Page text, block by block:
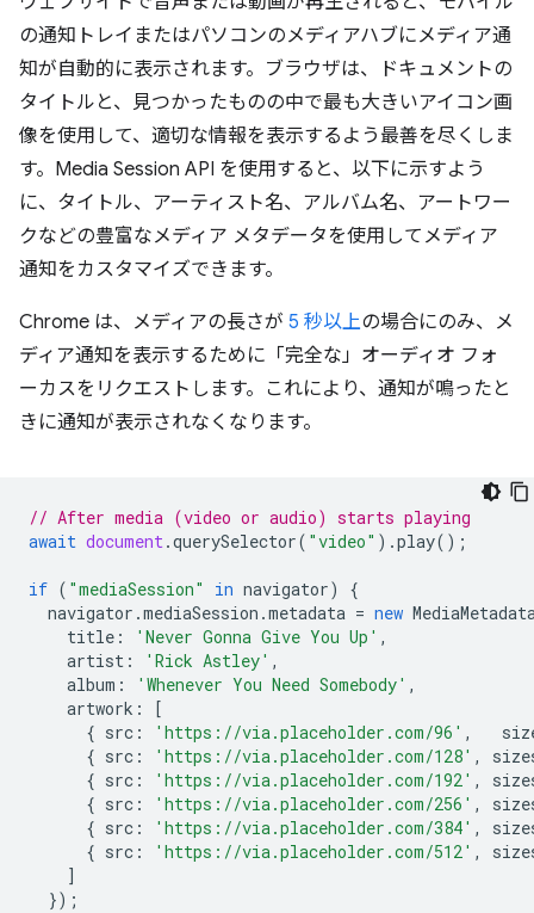
の通知トレイまたはパソコンのメディアハブにメディア通
知が自動的に表示されます。ブラウザは、ドキュメントの
タイトルと、見つかったものの中で最も大きいアイコン画
像を使用して、適切な情報を表示するよう最善を尽くしま
す。Media Session API を使用すると、以下に示すよう
に、タイトル、アーティスト名、アルバム名、アートワー
クなどの豊富なメディア メタデータを使用してメディア
通知をカスタマイズできます。
Chrome は、メディアの長さが 5 秒以上の場合にのみ、メ
ディア通知を表示するために「完全な」オーディオ フォ
ーカスをリクエストします。これにより、通知が鳴ったと
きに通知が表示されなくなります。
// After media (video or audio) starts playing
await document.querySelector( "video" ).play();
if ( "mediaSession" in navigator)
{
navigator .mediaSession .metadata = new
title : 'Never Gonna Give You Up' ,
artist : 'Rick Astley' ,
album : 'Whenever You Need Somebody' ,
artwork :
[
{ src : 'https://via.placeholder.com/96' ,
{ src : 'https://via.placeholder.com/128' ,
{ src : 'https://via.placeholder.com/192' ,
{ src : 'https://via.placeholder.com/256' ,
{ src : 'https://via.placeholder.com/384' ,
{ src : 'https://via.placeholder.com/512' ,
]
});